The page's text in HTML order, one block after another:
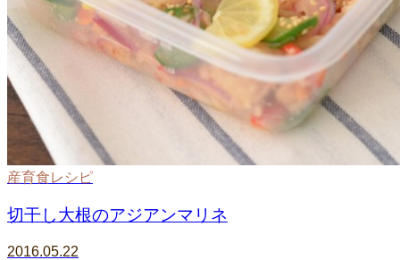
産育食レシピ
切干し大根のアジアンマリネ
2016.05.22